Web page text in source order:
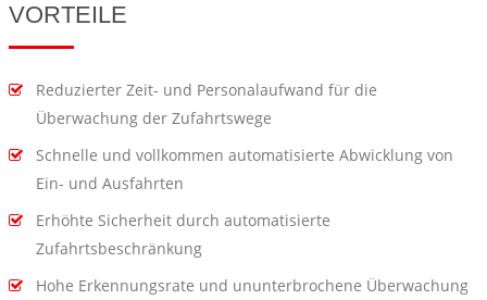
VORTEILE
Reduzierter Zeit- und Personalaufwand für die
Überwachung der Zufahrtswege
Schnelle und vollkommen automatisierte Abwicklung von
Ein- und Ausfahrten
Erhöhte Sicherheit durch automatisierte
Zufahrtsbeschränkung
Hohe Erkennungsrate und ununterbrochene Überwachung